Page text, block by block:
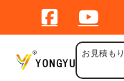
お見積も